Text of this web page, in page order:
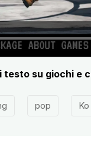
su giochi e
pop Ko